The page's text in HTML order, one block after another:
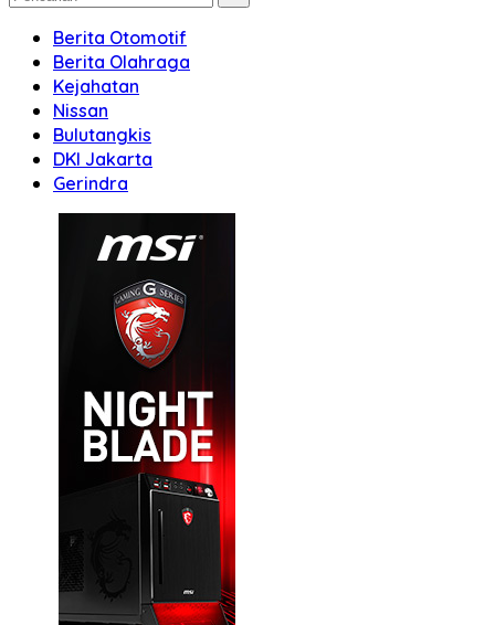
Berita Otomotif
Berita Olahraga
Kejahatan
Nissan
Bulutangkis
DKI Jakarta
Gerindra